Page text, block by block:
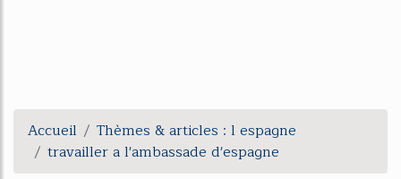
Accueil
Thèmes & articles : l espagne
travailler a l'ambassade d'espagne